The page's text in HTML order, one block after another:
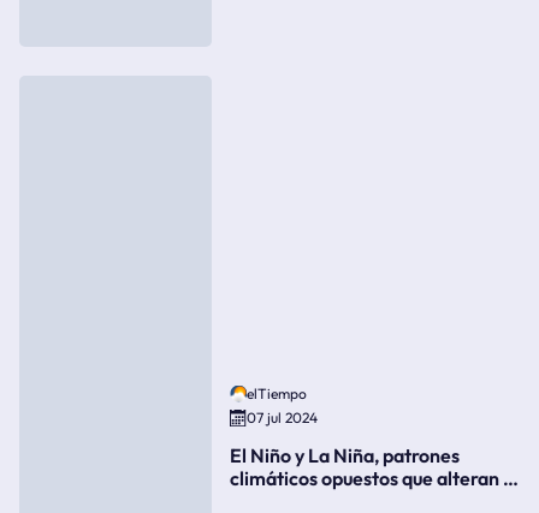
elTiempo
07 jul 2024
El Niño y La Niña, patrones
climáticos opuestos que alteran la